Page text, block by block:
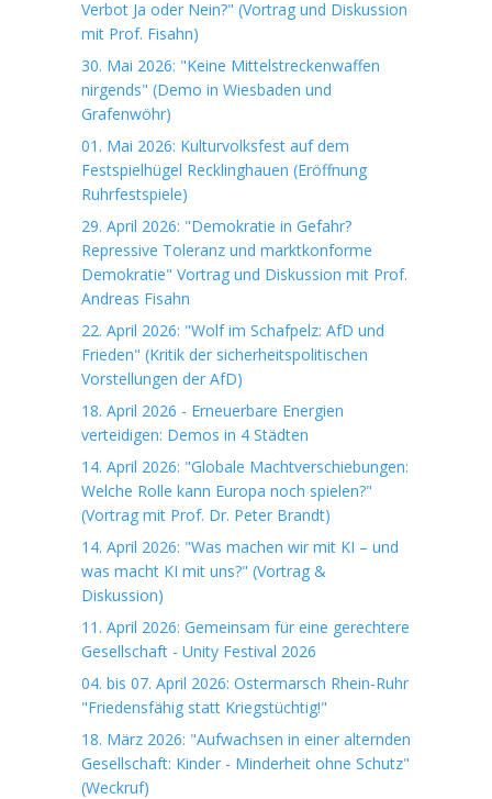
Verbot Ja oder Nein?" (Vortrag und Diskussion
mit Prof. Fisahn)
30. Mai 2026: "Keine Mittelstreckenwaffen
nirgends" (Demo in Wiesbaden und
Grafenwöhr)
01. Mai 2026: Kulturvolksfest auf dem
Festspielhügel Recklinghauen (Eröffnung
Ruhrfestspiele)
29. April 2026: "Demokratie in Gefahr?
Repressive Toleranz und marktkonforme
Demokratie" Vortrag und Diskussion mit Prof.
Andreas Fisahn
22. April 2026: "Wolf im Schafpelz: AfD und
Frieden" (Kritik der sicherheitspolitischen
Vorstellungen der AfD)
18. April 2026 - Erneuerbare Energien
verteidigen: Demos in 4 Städten
14. April 2026: "Globale Machtverschiebungen:
Welche Rolle kann Europa noch spielen?"
(Vortrag mit Prof. Dr. Peter Brandt)
14. April 2026: "Was machen wir mit KI – und
was macht KI mit uns?" (Vortrag &
Diskussion)
11. April 2026: Gemeinsam für eine gerechtere
Gesellschaft - Unity Festival 2026
04. bis 07. April 2026: Ostermarsch Rhein-Ruhr
"Friedensfähig statt Kriegstüchtig!"
18. März 2026: "Aufwachsen in einer alternden
Gesellschaft: Kinder - Minderheit ohne Schutz"
(Weckruf)